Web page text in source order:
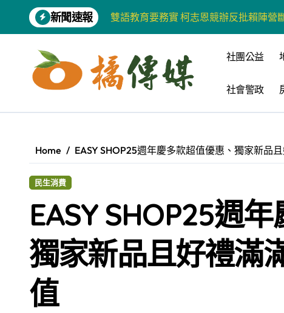
content
新聞速報
雙語教育要務實 柯志恩競辦反批賴陣營
【第十四屆海峽青年薈】兩岸青年福州體
柯志恩競選網站正式上線 打造數位選戰
兩岸青年齊聚福州共話農文旅融合發展
爭取原住民選票 柯志恩提原民5大政策
港都文藝學會首辦蓮池潭文學營 支持高
高科大機電系與日本愛媛大學跨校合作
《讀者》8月號新聞焦點 【錦瑟】
社團公益
社會警政
Home EASY SHOP25週年慶多款超值優惠、獨家新品
民生消費
EASY SHOP25週
獨家新品且好禮滿
值